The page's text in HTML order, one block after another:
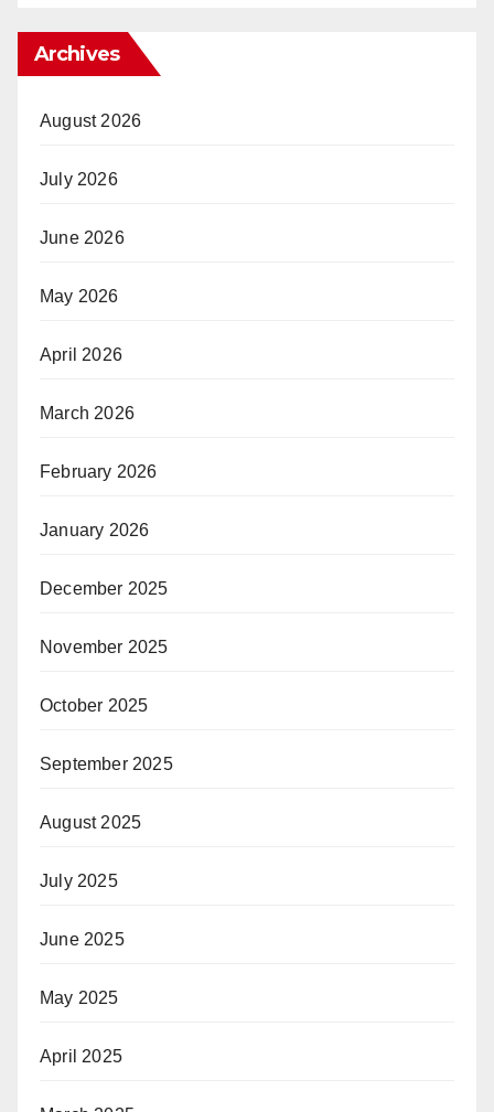
Archives
August 2026
July 2026
June 2026
May 2026
April 2026
March 2026
February 2026
January 2026
December 2025
November 2025
October 2025
September 2025
August 2025
July 2025
June 2025
May 2025
April 2025